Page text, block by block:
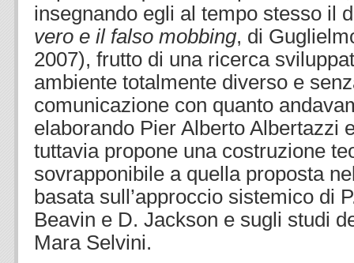
insegnando egli al tempo stesso il
vero e il falso mobbing, di
2007), frutto di una ricerca
ambiente totalmente diverso e
comunicazione con quanto
elaborando Pier Alberto Albertazzi
tuttavia propone una costruzione
sovrapponibile a quella proposta
basata sull’approccio sistemico di
Beavin e D. Jackson e sugli studi
Mara Selvini.